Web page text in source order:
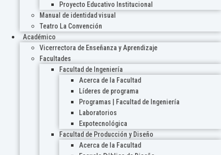
Proyecto Educativo Institucional
Manual de identidad visual
Teatro La Convención
Académico
Vicerrectora de Enseñanza y Aprendizaje
Facultades
Facultad de Ingeniería
Acerca de la Facultad
Líderes de programa
Programas | Facultad de Ingeniería
Laboratorios
Expotecnológica
Facultad de Producción y Diseño
Acerca de la Facultad